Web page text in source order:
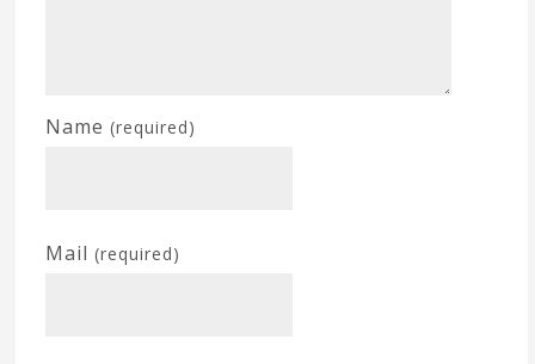
Name(required)
Mail(required)